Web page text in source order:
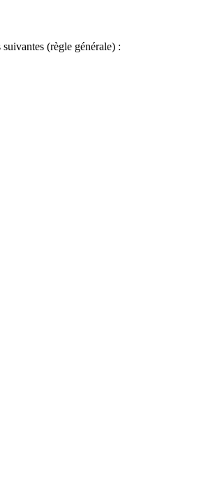
(règle générale) :